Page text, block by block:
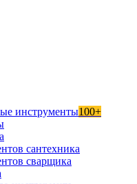
инструменты100+
сантехника
сварщика